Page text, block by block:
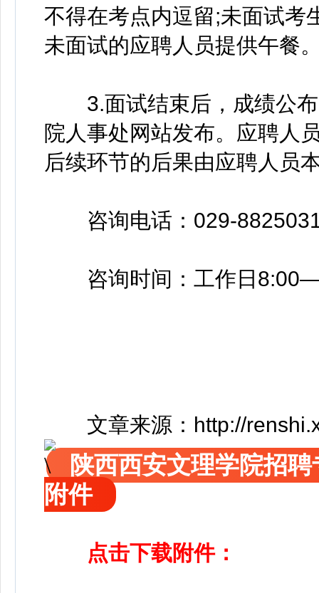
不得在考点内逗留;未面试考
未面试的应聘人员提供午餐
3.面试结束后，成绩公布
院人事处网站发布。应聘人
后续环节的后果由应聘人员
咨询电话：029-
咨询时间：工作日
文章来源：http://
陕西西安文理学院招
附件
点击下载附件：